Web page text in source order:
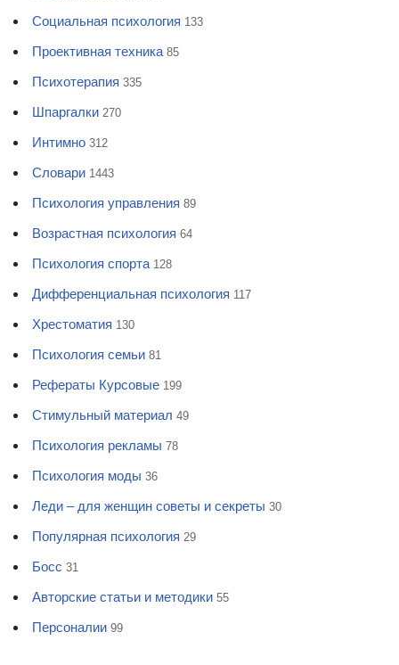
Социальная психология 133
Проективная техника 85
Психотерапия 335
Шпаргалки 270
Интимно 312
Словари 1443
Психология управления 89
Возрастная психология 64
Психология спорта 128
Дифференциальная психология 117
Хрестоматия 130
Психология семьи 81
Рефераты Курсовые 199
Стимульный материал 49
Психология рекламы 78
Психология моды 36
Леди – для женщин советы и секреты 30
Популярная психология 29
Босс 31
Авторские статьи и методики 55
Персоналии 99